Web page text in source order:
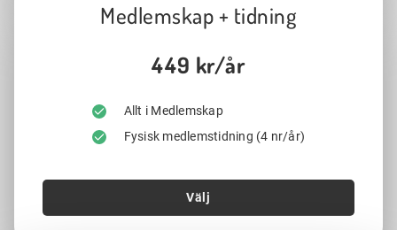
Medlemskap + tidning
449 kr/år
Allt i Medlemskap
Fysisk medlemstidning (4 nr/år)
Välj